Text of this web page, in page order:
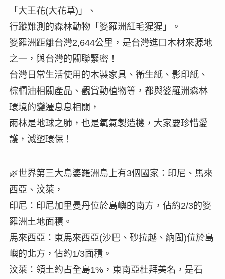
「大王花(大花草)」、
行蹤難測的森林動物「婆羅洲紅毛猩猩」。
婆羅洲距離台灣2,644公里，是台灣進口木材來源地
之一，與台灣的關聯緊密！
台灣日常生活使用的木製家具、衛生紙、影印紙、
棕櫚油相關產品、觀賞動植物等，都與婆羅洲森林
環境的變遷息息相關，
雨林是地球之肺，也是氧氣製造機，大家要珍惜愛
護，減塑環保！
🌿世界第三大島婆羅洲島上有3個國家：印尼、馬來
西亞、汶萊，
印尼：印尼加里曼丹位於島嶼的南方，佔約2/3的婆
羅洲土地面積。
馬來西亞：東馬來西亞(沙巴、砂拉越、納閩)位於島
嶼的北方，佔約1/3面積。
汶萊：領土約占全島1%，東南亞杜拜美名，是石